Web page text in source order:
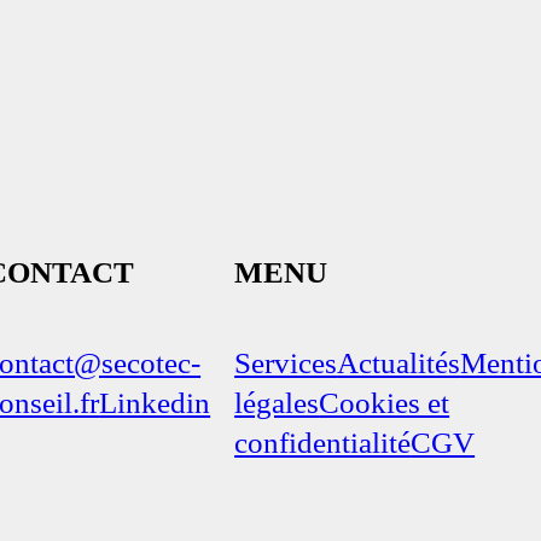
Linkedin
MENU
ServicesActualités
légalesCookies et
confidentialitéCGV